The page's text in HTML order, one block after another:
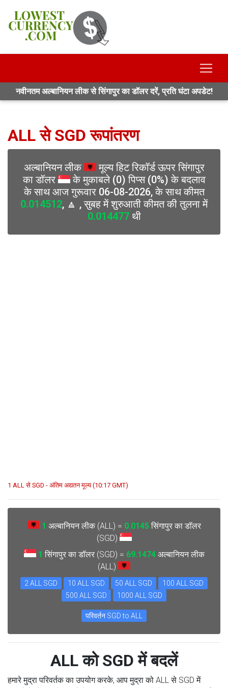
नवीनतम अल्बानियन लीक से सिंगापुर का डॉलर दरें, प्रति घंटा अपडेट!
ALL से SGD रूपांतरण
अल्बानियन लीक
मूल्य हिट रिकॉर्ड ऊपर सिंगापुर
का डॉलर
के मुकाबले (0) पिप्स (0%) के बदलाव
के साथ आज गुरूवार 06-08-2026, के साथ कीमत
0.014512, 🔼 , सुबह में शुरुआती कीमत की तुलना में
0.014477थी
1 ALL से SGD - अंतिम अद्यतन मूल्य (10:17 GMT)
1 अल्बानियन लीक (ALL) = 0.0145 सिंगापुर का डॉलर
(SGD)
1 सिंगापुर का डॉलर (SGD) = 69.1474अल्बानियन लीक
(ALL)
2 ALL SGD 10 ALL SGD 50 ALL SGD
100 ALL SGD
500 ALL SGD
1000 ALL SGD
परिवर्तन SGD to ALL
ALL को SGD में बदलें
हमारे मुद्रा परिवर्तक का उपयोग करके, आप मुद्रा को ALL से SGD में